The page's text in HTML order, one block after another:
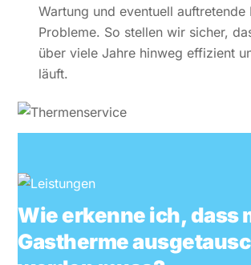
Wartung und eventuell auftretende
Probleme. So stellen wir sicher,
über viele Jahre hinweg effizient
läuft.
Wie erkenne ich, dass
Gastherme